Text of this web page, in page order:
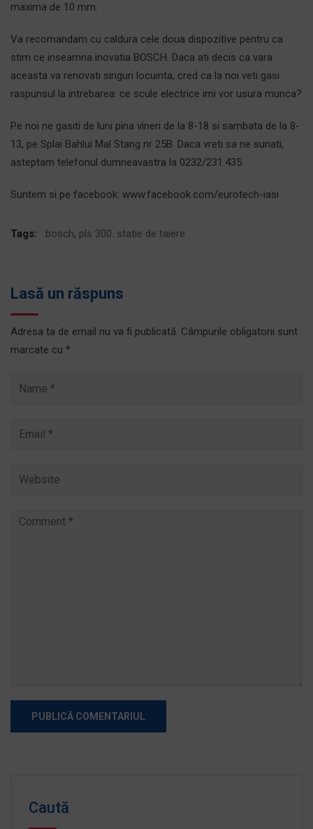
maxima de 10 mm.
Va recomandam cu caldura cele doua dispozitive pentru ca
stim ce inseamna inovatia BOSCH. Daca ati decis ca vara
aceasta va renovati singuri locuinta, cred ca la noi veti gasi
raspunsul la intrebarea: ce scule electrice imi vor usura munca?
Pe noi ne gasiti de luni pina vineri de la 8-18 si sambata de la 8-
13, pe Splai Bahlui Mal Stang nr 25B. Daca vreti sa ne sunati,
asteptam telefonul dumneavastra la 0232/231.435.
Suntem si pe facebook: www.facebook.com/eurotech-iasi
Tags: bosch, pls 300. statie de taiere
Lasă un răspuns
Adresa ta de email nu va fi publicată. Câmpurile obligatorii sunt
marcate cu *
Caută